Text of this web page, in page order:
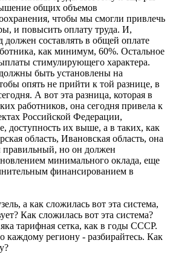
общих объемов
чтобы мы смогли привлечь
и повысить оплату труда. И,
должен составлять в общей оплате
как минимум, 60%. Остальное
стимулирующего характера.
быть установлены на
опять не прийти к той разнице, в
А вот эта разница, которая в
работников, она сегодня привела к
Российской Федерации,
доступность их выше, а в таких, как
область, Ивановская область, она
но он должен
минимального оклада, еще
финансированием в
а как сложилась вот эта система,
Как сложилась вот эта система?
тарифная сетка, как в годы СССР.
каждому региону - разбирайтесь. Как